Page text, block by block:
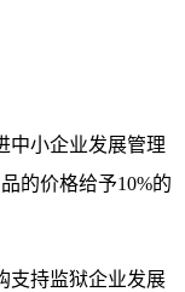
中小企业发展管理
的价格给予10%的
支持监狱企业发展